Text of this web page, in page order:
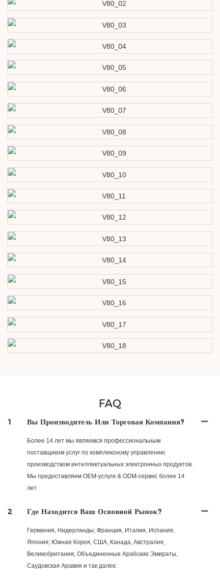
FAQ
1 Вы Производитель Или Торговая Компания?
Более 14 лет мы являемся профессиональным
поставщиком услуг по комплексному управлению
производством интеллектуальных электронных продуктов.
Мы предоставляем OEM-услуги & ODM-сервис более 14
лет.
2 Где Находится Ваш Основной Рынок?
Германия, Нидерланды; Франция, Италия, Испания,
Япония; Южная Корея, США, Канада, Австралия,
Великобритания, Объединенные Арабские Эмираты,
Саудовская Аравия и так далее.